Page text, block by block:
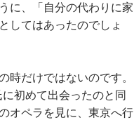
に、「自分の代わりに家
してはあったのでしょ
だけではないのです。
初めて出会ったのと同
オペラを見に、東京へ行